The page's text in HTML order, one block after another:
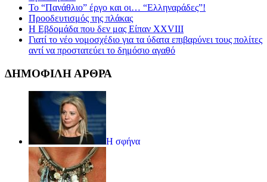
Το “Πανάθλιο” έργο και οι… “Ελληναράδες”!
Προοδευτισμός της πλάκας
Η Εβδομάδα που δεν μας Είπαν XXVIII
Γιατί το νέο νομοσχέδιο για τα ύδατα επιβαρύνει τους πολίτες
αντί να προστατεύει το δημόσιο αγαθό
ΔΗΜΟΦΙΛΗ ΑΡΘΡΑ
Η σφήνα